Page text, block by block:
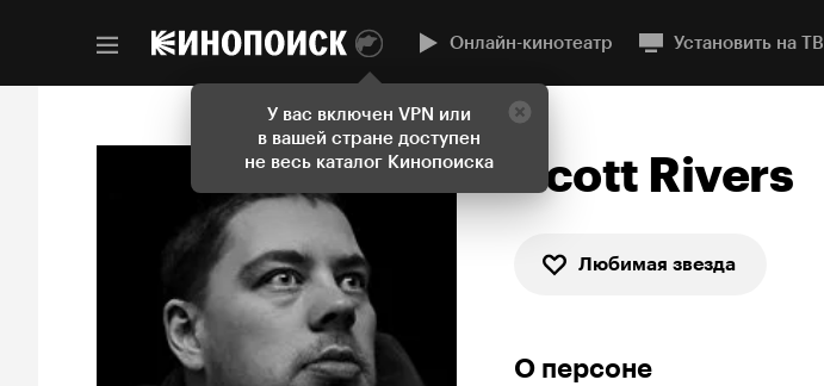
У вас включен VPN или
в вашей стране доступен
не весь каталог Кинопоиска
Онлайн-кинотеатр Установить на ТВ
Scott Rivers
Любимая звезда
О персоне